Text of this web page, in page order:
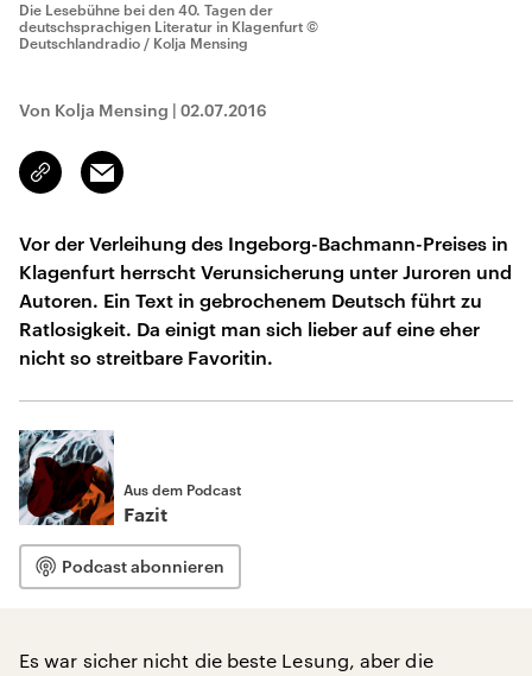
Die Lesebühne bei den 40. Tagen der
deutschsprachigen Literatur in Klagenfurt ©
Deutschlandradio / Kolja Mensing
Von Kolja Mensing | 02.07.2016
Link
kopieren/teilen
Email
Vor der Verleihung des Ingeborg-Bachmann-Preises in
Klagenfurt herrscht Verunsicherung unter Juroren und
Autoren. Ein Text in gebrochenem Deutsch führt zu
Ratlosigkeit. Da einigt man sich lieber auf eine eher
nicht so streitbare Favoritin.
Aus dem Podcast
Fazit
Podcast abonnieren
Es war sicher nicht die beste Lesung, aber die